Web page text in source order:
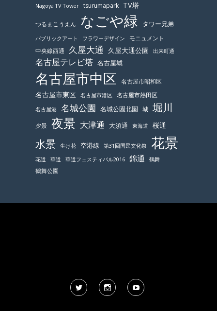
Nagoya TV Tower tsurumapark TV塔
つるまこうえん なごや緑 タワー兄弟
パブリックアート フラワーデザイン
モニュメント
中央線西通
久屋大通 久屋大通公園 出来町通
名古屋テレビ塔 名古屋城
名古屋市中区 名古屋市昭和区
名古屋市東区 名古屋市港区 名古屋市熱田区
名古屋港 名城公園 名城公園北園 城 堀川
夕景 夜景 大津通 大須通 東海道 桜通
水景 生け花 空港線 第31回国民文化祭 花景
花道 華道 華道フェスティバル2016 錦通 鶴舞
鶴舞公園